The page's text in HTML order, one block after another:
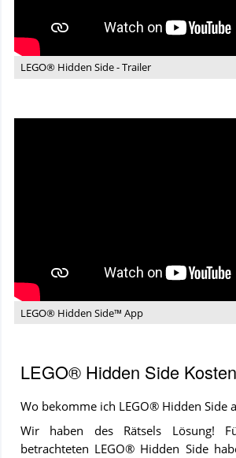
LEGO® Hidden Side - Trailer
LEGO® Hidden Side™ App
LEGO® Hidden Side
Wo bekomme ich LEGO® Hidden Side
Wir haben des Rätsels Lösung!
betrachteten LEGO® Hidden Side